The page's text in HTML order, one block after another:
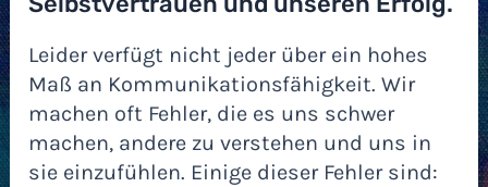
Leider verfügt nicht jeder über ein hohes
Maß an Kommunikationsfähigkeit. Wir
machen oft Fehler, die es uns schwer
machen, andere zu verstehen und uns in
sie einzufühlen. Einige dieser Fehler sind: